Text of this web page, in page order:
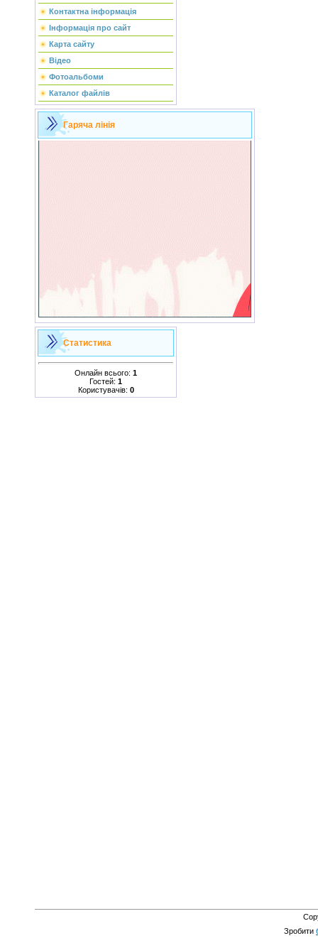
Контактна інформація
Інформація про сайт
Карта сайту
Відео
Фотоальбоми
Каталог файлів
Гаряча лінія
Статистика
Онлайн всього: 1
Гостей: 1
Користувачів: 0
Зробити